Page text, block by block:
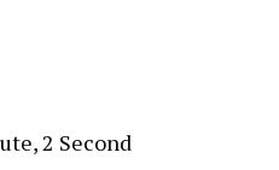
2 Second